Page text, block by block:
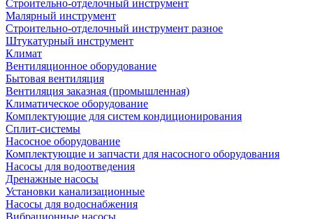
Строительно-отделочный инструмент
Малярный инструмент
Строительно-отделочный инструмент разное
Штукатурный инструмент
Климат
Вентиляционное оборудование
Бытовая вентиляция
Вентиляция заказная (промышленная)
Климатическое оборудование
Комплектующие для систем кондиционирования
Сплит-системы
Насосное оборудование
Комплектующие и запчасти для насосного оборудования
Насосы для водоотведения
Дренажные насосы
Установки канализационные
Насосы для водоснабжения
Вибрационные насосы